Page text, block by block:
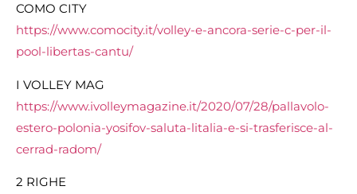
COMO CITY
https://www.comocity.it/volley-e-ancora-serie-c-per-il-
pool-libertas-cantu/
I VOLLEY MAG
https://www.ivolleymagazine.it/2020/07/28/pallavolo-
estero-polonia-yosifov-saluta-litalia-e-si-trasferisce-al-
cerrad-radom/
2 RIGHE